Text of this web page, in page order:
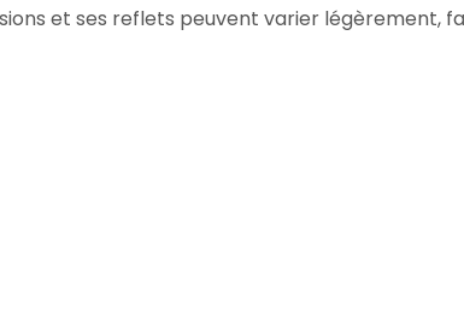
et ses reflets peuvent varier légèrement,